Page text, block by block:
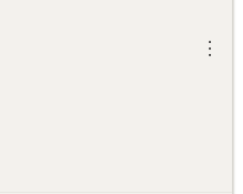
︙